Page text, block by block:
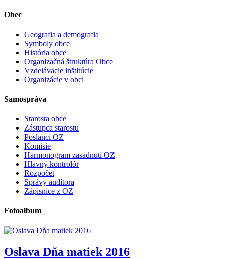
Obec
Geografia a demografia
Symboly obce
História obce
Organizačná štruktúra Obce
Vzdelávacie inštitúcie
Organizácie v obci
Samospráva
Starosta obce
Zástupca starostu
Poslanci OZ
Komisie
Harmonogram zasadnutí OZ
Hlavný kontrolór
Rozpočet
Správy audítora
Zápisnice z OZ
Fotoalbum
Oslava Dňa matiek 2016